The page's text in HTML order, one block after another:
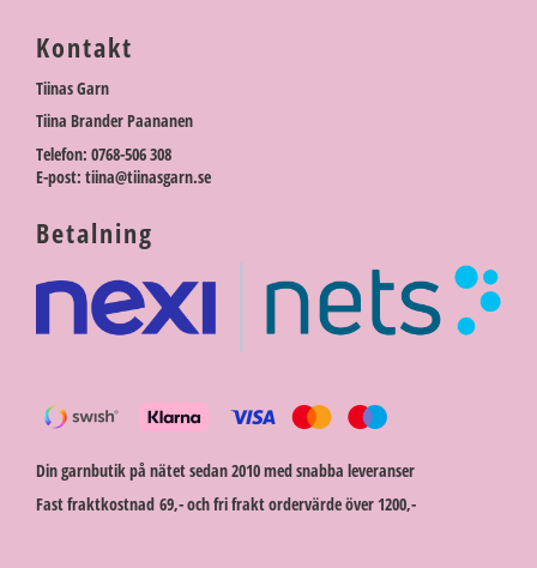
Kontakt
Tiinas Garn
Tiina Brander Paananen
Telefon: 0768-506 308
E-post: tiina@tiinasgarn.se
Betalning
Din garnbutik på nätet sedan 2010 med snabba leveranser
Fast fraktkostnad 69,- och fri frakt ordervärde över 1200,-